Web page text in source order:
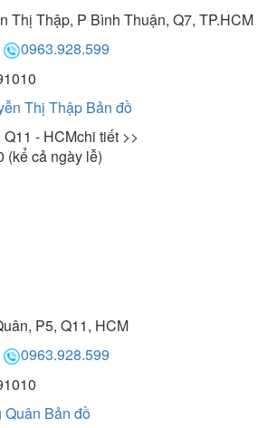
Thị Thập, P Bình Thuận, Q7, TP.HCM
0963.928.599
Thị Thập Bản đồ
- HCMchi tiết >>
(kể cả ngày lễ)
P5, Q11, HCM
0963.928.599
Quân Bản đồ